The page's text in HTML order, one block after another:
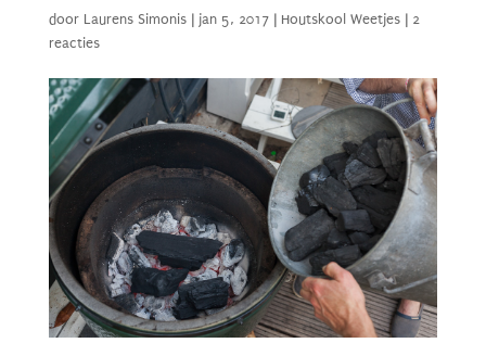
door Laurens Simonis| jan 5, 2017| Houtskool Weetjes| 2
reacties